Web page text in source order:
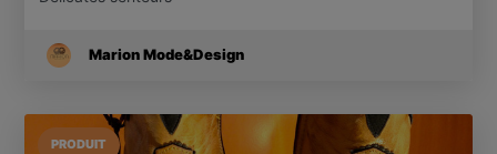
Marion Mode&Design
PRODUIT